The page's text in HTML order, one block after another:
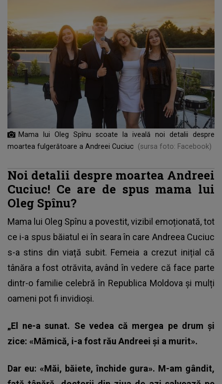
Mama lui Oleg Spînu scoate la iveală noi detalii despre
moartea fulgerătoare a Andreei Cuciuc
(sursa foto: Facebook)
Noi detalii despre moartea Andreei
Cuciuc! Ce are de spus mama lui
Oleg Spînu?
Mama lui Oleg Spînu a povestit, vizibil emoționată, tot
ce i-a spus băiatul ei în seara în care Andreea Cuciuc
s-a stins din viață subit. Femeia a crezut inițial că
tânăra a fost otrăvita, având în vedere că face parte
dintr-o familie celebră în Republica Moldova și mulți
oameni pot fi invidioși.
„El ne-a sunat. Se vedea că mergea pe drum și
zice: «Mămică, i-a fost rău Andreei și a murit».
Dar eu: «Măi, băiete, închide gura». M-am gândit,